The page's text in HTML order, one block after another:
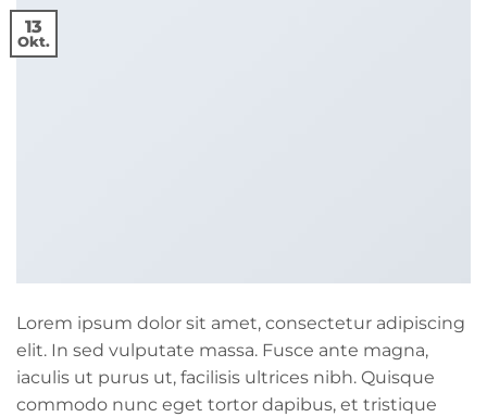
13
Okt.
Lorem ipsum dolor sit amet, consectetur adipiscing
elit. In sed vulputate massa. Fusce ante magna,
iaculis ut purus ut, facilisis ultrices nibh. Quisque
commodo nunc eget tortor dapibus, et tristique